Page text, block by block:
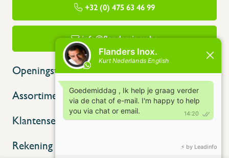
+32 (0) 475 63 46 99
info@flandersinox.be
Openingstijden
Assortiment
Klantenservice
Rekening